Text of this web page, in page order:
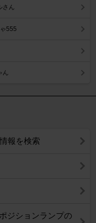
さん
555
ん
報を検索
ジションランプの